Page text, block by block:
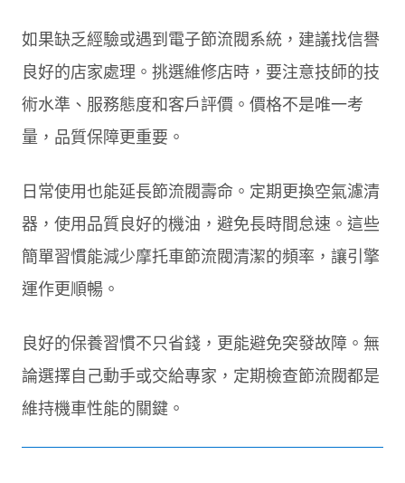
如果缺乏經驗或遇到電子節流閥系統，建議找信譽
良好的店家處理。挑選維修店時，要注意技師的技
術水準、服務態度和客戶評價。價格不是唯一考
量，品質保障更重要。
日常使用也能延長節流閥壽命。定期更換空氣濾清
器，使用品質良好的機油，避免長時間怠速。這些
簡單習慣能減少摩托車節流閥清潔的頻率，讓引擎
運作更順暢。
良好的保養習慣不只省錢，更能避免突發故障。無
論選擇自己動手或交給專家，定期檢查節流閥都是
維持機車性能的關鍵。